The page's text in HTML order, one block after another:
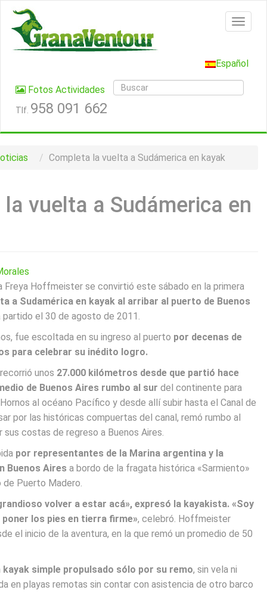
Español
Fotos Actividades
Tlf. 958 091 662
Completa la vuelta a Sudámerica en kayak
vuelta a Sudámerica en
Freya Hoffmeister se convirtió este sábado en la primera
a Sudamérica en kayak al arribar al puerto de Buenos
partido el 30 de agosto de 2011.
fue escoltada en su ingreso al puerto por decenas de
para celebrar su inédito logro.
unos 27.000 kilómetros desde que partió hace
de Buenos Aires rumbo al sur del continente para
al océano Pacífico y desde allí subir hasta el Canal de
por las históricas compuertas del canal, remó rumbo al
costas de regreso a Buenos Aires.
por representantes de la Marina argentina y la
Buenos Aires a bordo de la fragata histórica «Sarmiento»
de Puerto Madero.
volver a estar acá», expresó la kayakista. «Soy
los pies en tierra firme», celebró. Hoffmeister
el inicio de la aventura, en la que remó un promedio de 50
kayak simple propulsado sólo por su remo, sin vela ni
en playas remotas sin contar con asistencia de otro barco